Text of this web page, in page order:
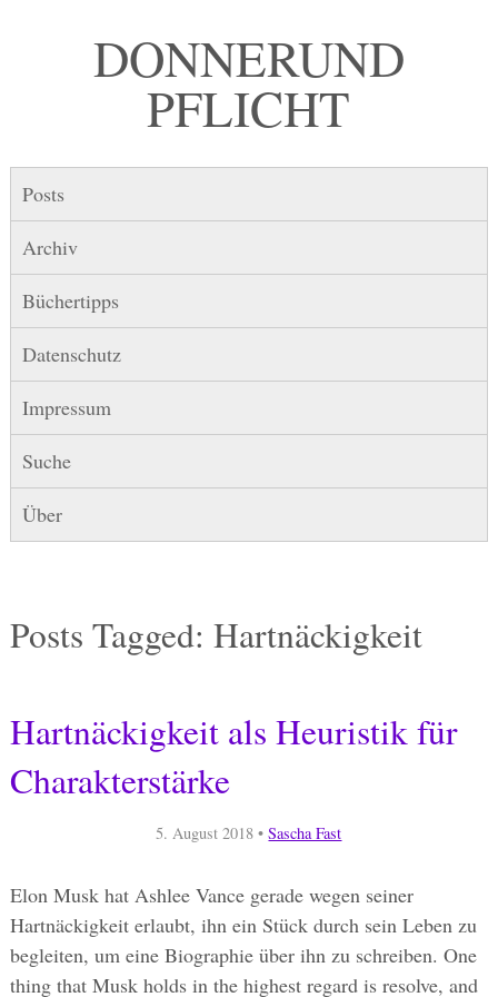
DONNER UND
PFLICHT
Posts
Archiv
Büchertipps
Datenschutz
Impressum
Suche
Über
Posts Tagged: Hartnäckigkeit
Hartnäckigkeit als Heuristik für
Charakterstärke
5. August 2018 •Sascha Fast
Elon Musk hat Ashlee Vance gerade wegen seiner
Hartnäckigkeit erlaubt, ihn ein Stück durch sein Leben zu
begleiten, um eine Biographie über ihn zu schreiben. One
thing that Musk holds in the highest regard is resolve, and